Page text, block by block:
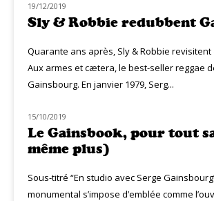
MUZIQ NEWS
19/12/2019
Sly & Robbie redubbent
Quarante ans après, Sly & Robbie
Aux armes et cætera, le best-seller reggae
Gainsbourg. En janvier 1979, Serg...
MUZIQ BOOK
15/10/2019
Le Gainsbook, pour tout
même plus)
Sous-titré “En studio avec Serge
monumental s’impose d’emblée comme